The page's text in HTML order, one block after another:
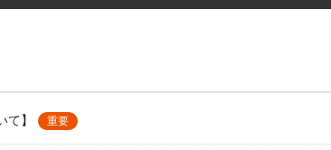
て】 重要